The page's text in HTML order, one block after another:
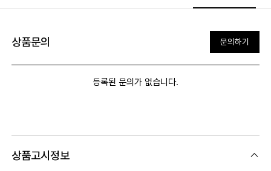
상품문의 문의하기
등록된 문의가 없습니다.
상품고시정보